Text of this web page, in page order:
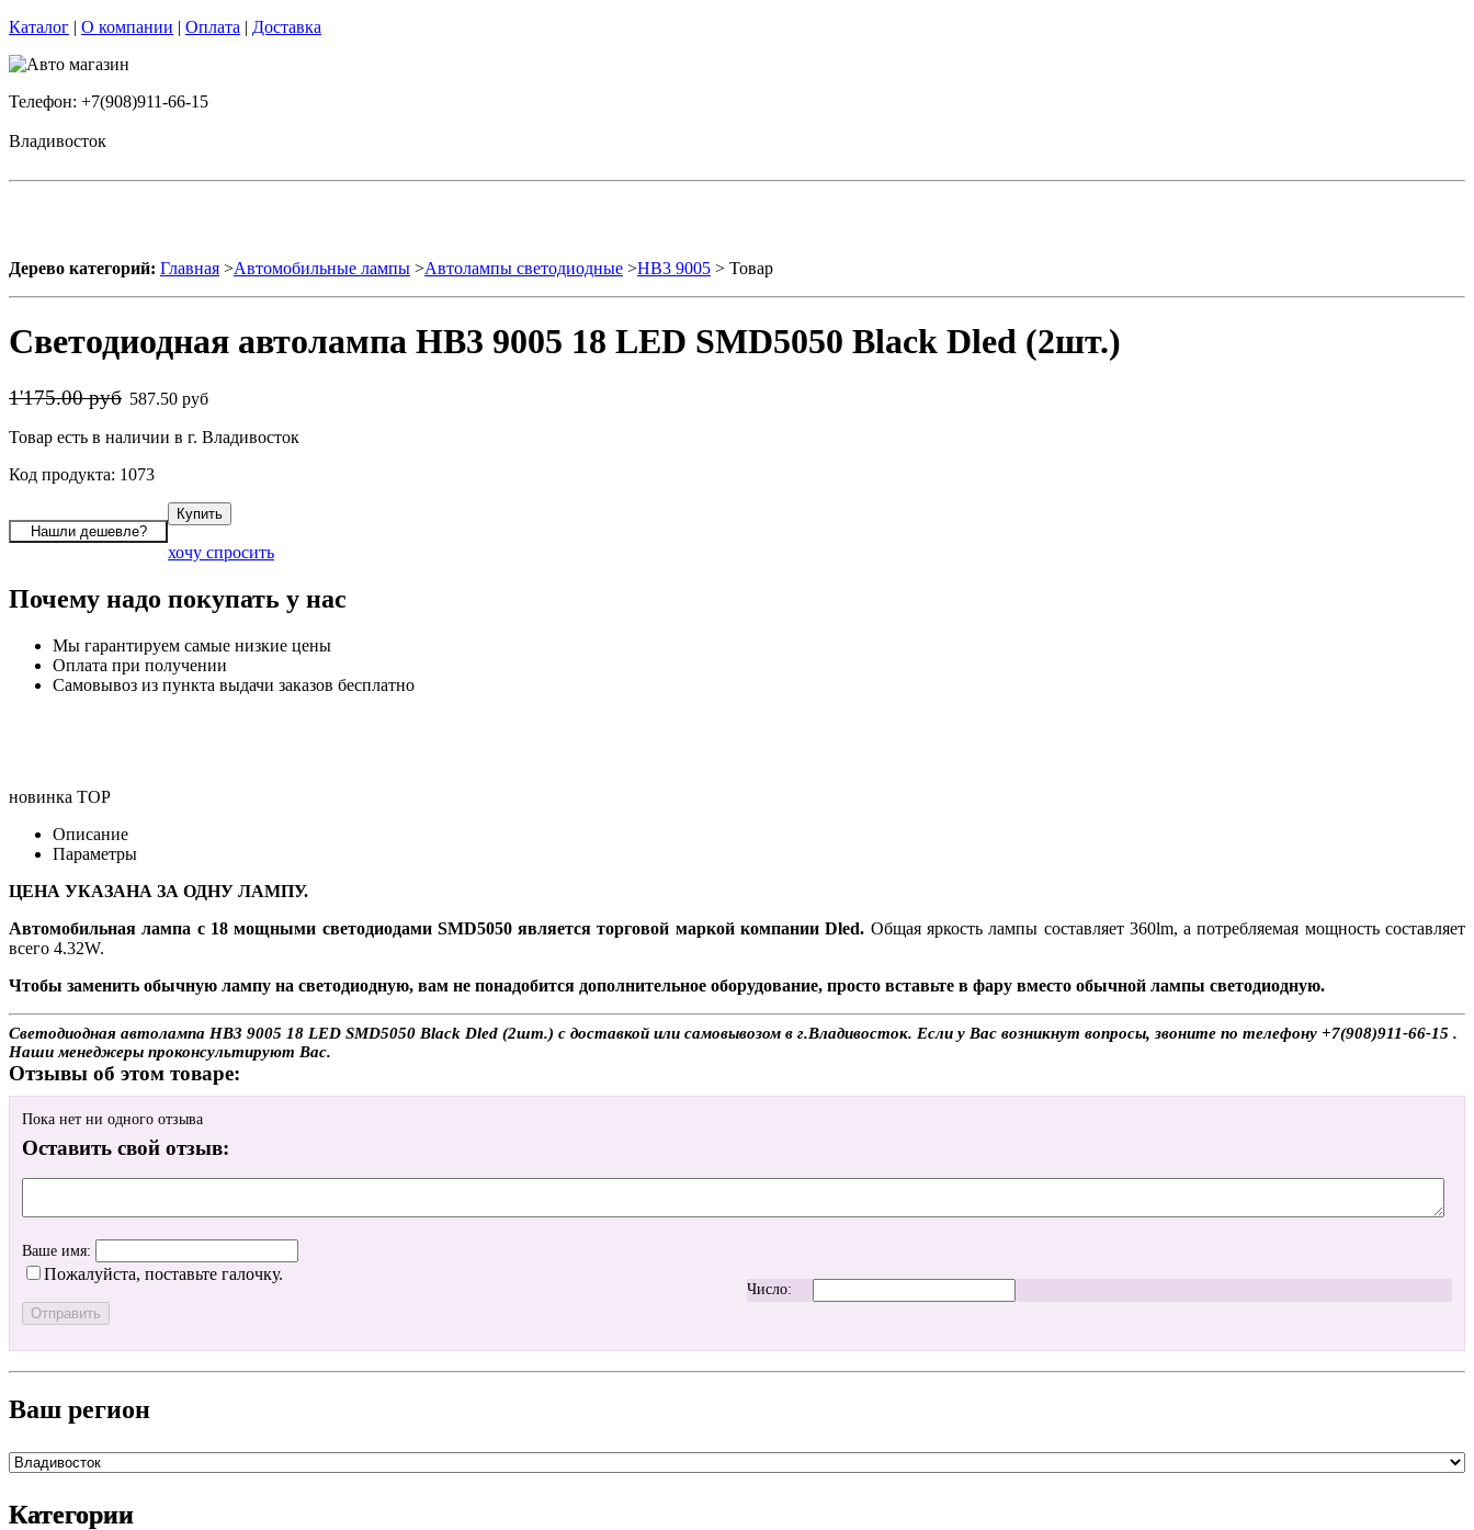
Каталог | О компании | Оплата | Доставка
Телефон: +7(908)911-66-15
Владивосток
Дерево категорий: Главная >Автомобильные лампы >Автолампы светодиодные >HB3 9005 > Товар
Светодиодная автолампа HB3 9005 18 LED SMD5050 Black Dled (2шт.)
1'175.00 руб 587.50 руб
Товар есть в наличии в г. Владивосток
Код продукта: 1073
хочу спросить
Почему надо покупать у нас
Мы гарантируем самые низкие цены
Оплата при получении
Самовывоз из пункта выдачи заказов бесплатно
новинка TOP
Описание
Параметры
ЦЕНА УКАЗАНА ЗА ОДНУ ЛАМПУ.
Автомобильная лампа с 18 мощными светодиодами SMD5050 является торговой маркой компании Dled. Общая яркость лампы составляет 360lm, а потребляемая мощность составляет
всего 4.32W.
Чтобы заменить обычную лампу на светодиодную, вам не понадобится дополнительное оборудование, просто вставьте в фару вместо обычной лампы светодиодную.
Светодиодная автолампа HB3 9005 18 LED SMD5050 Black Dled (2шт.) с доставкой или самовывозом в г.Владивосток. Если у Вас возникнут вопросы, звоните по телефону +7(908)911-66-15 .
Наши менеджеры проконсультируют Вас.
Отзывы об этом товаре:
Пока нет ни одного отзыва
Оставить свой отзыв:
Ваше имя:
Пожалуйста, поставьте галочку.
Число:
Ваш регион
Категории